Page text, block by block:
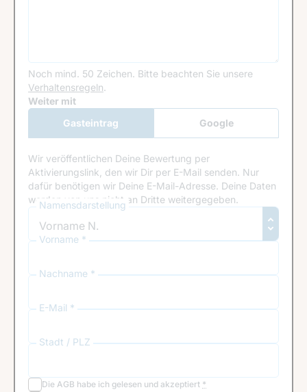
Noch mind. 50 Zeichen. Bitte beachten Sie unsere
Verhaltensregeln.
Google Recaptcha
Weiter mit
Gasteintrag
Google
Anmeldung
Wir veröffentlichen Deine Bewertung per
Aktivierungslink, den wir Dir per E-Mail senden. Nur
dafür benötigen wir Deine E-Mail-Adresse. Deine Daten
werden von uns nicht an Dritte weitergegeben.
Namensdarstellung
Vorname *
Nachname *
E-Mail *
Stadt / PLZ
Die AGB habe ich gelesen und akzeptiert *